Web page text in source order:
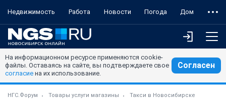
Недвижимость Работа Новости Погода Дом
На информационном ресурсе применяются cookie-
файлы. Оставаясь на сайте, вы подтверждаете свое
согласие на их использование.
Согласен
НГС.Форум Товары услуги магазины Такси в Новосибирске